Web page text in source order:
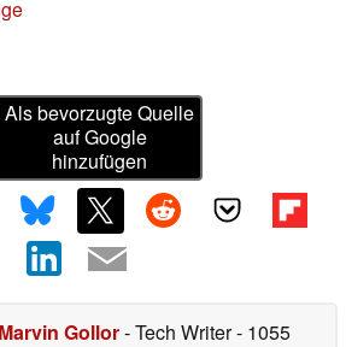
Als bevorzugte Quelle
auf Google
hinzufügen
Marvin Gollor- Tech Writer- 1055